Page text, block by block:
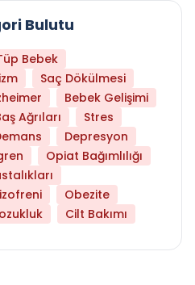
Bulutu
Bebek
Saç Dökülmesi
Bebek Gelişimi
Ağrıları
Stres
Depresyon
Opiat Bağımlılığı
Obezite
Cilt Bakımı